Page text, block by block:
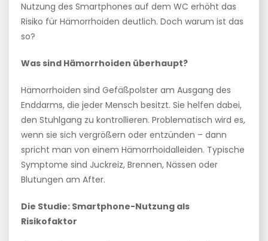
Nutzung des Smartphones auf dem WC erhöht das
Risiko für Hämorrhoiden deutlich. Doch warum ist das
so?
Was sind Hämorrhoiden überhaupt?
Hämorrhoiden sind Gefäßpolster am Ausgang des
Enddarms, die jeder Mensch besitzt. Sie helfen dabei,
den Stuhlgang zu kontrollieren. Problematisch wird es,
wenn sie sich vergrößern oder entzünden – dann
spricht man von einem Hämorrhoidalleiden. Typische
Symptome sind Juckreiz, Brennen, Nässen oder
Blutungen am After.
Die Studie: Smartphone-Nutzung als
Risikofaktor